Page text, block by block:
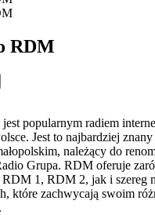
RDM
popularnym radiem
Jest to najbardziej
należący do
Grupa. RDM oferuje
1, RDM 2, jak i szereg
które zachwycają swoim